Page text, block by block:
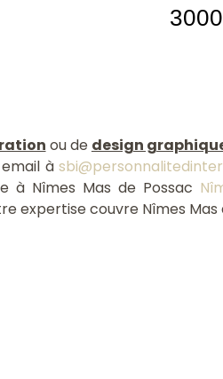
ou de design
email à
à Nîmes Mas de Possac
expertise couvre Nîmes Mas